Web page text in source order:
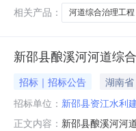
11.3千米
相关产品：
河道综合治理工程
新邵县酿溪河河道综
招标｜招标公告
湖南
招标单位： 新邵县资江水利
正文内容： 新邵县酿溪河河